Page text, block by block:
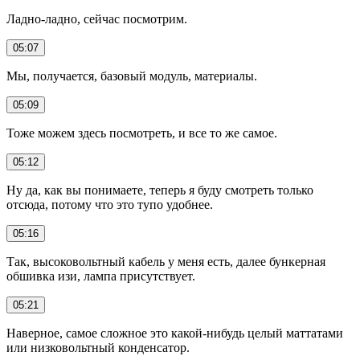
Ладно-ладно, сейчас посмотрим.
05:07
Мы, получается, базовый модуль, материалы.
05:09
Тоже можем здесь посмотреть, и все то же самое.
05:12
Ну да, как вы понимаете, теперь я буду смотреть только
отсюда, потому что это тупо удобнее.
05:16
Так, высоковольтный кабель у меня есть, далее бункерная
обшивка изи, лампа присутствует.
05:21
Наверное, самое сложное это какой-нибудь целый маттатами
или низковольтный конденсатор.